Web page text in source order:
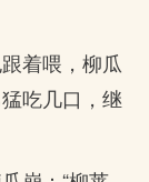
着喂，柳瓜
吃几口，继